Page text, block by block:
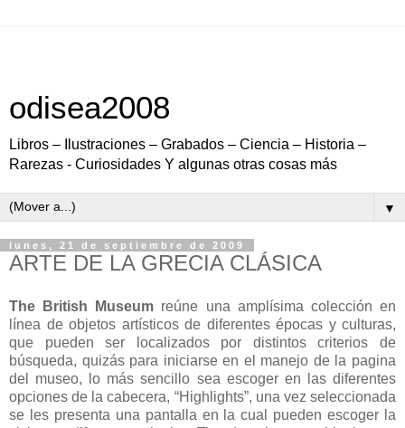
odisea2008
Libros – Ilustraciones – Grabados – Ciencia – Historia –
Rarezas - Curiosidades Y algunas otras cosas más
▼
lunes, 21 de septiembre de 2009
ARTE DE LA GRECIA CLÁSICA
The British Museum reúne una amplísima colección en
línea de objetos artísticos de diferentes épocas y culturas,
que pueden ser localizados por distintos criterios de
búsqueda, quizás para iniciarse en el manejo de la pagina
del museo, lo más sencillo sea escoger en las diferentes
opciones de la cabecera, “Highlights”, una vez seleccionada
se les presenta una pantalla en la cual pueden escoger la